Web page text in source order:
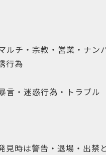
ルチ・宗教・営業・ナン
行為
言・迷惑行為・トラブル
見時は警告・退場・出禁